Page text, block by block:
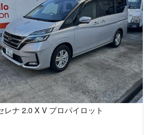
レナ 2.0 X V プロパイロット